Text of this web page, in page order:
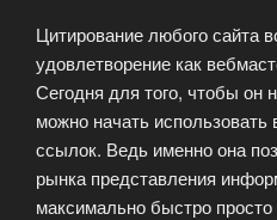
Цитирование любого сайта
удовлетворение как
Сегодня для того, чтобы он
можно начать
ссылок. Ведь именно она
рынка представления
максимально быстро просто